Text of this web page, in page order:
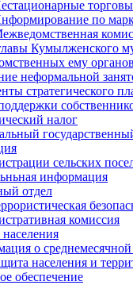
по
Кумылженского
ему
неформальной
стратегического
налог
сельских
информация
отдел
комиссия
о среднемесячной
населения и
обеспечение